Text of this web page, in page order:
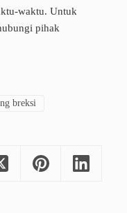
waktu. Untuk
pihak
breksi